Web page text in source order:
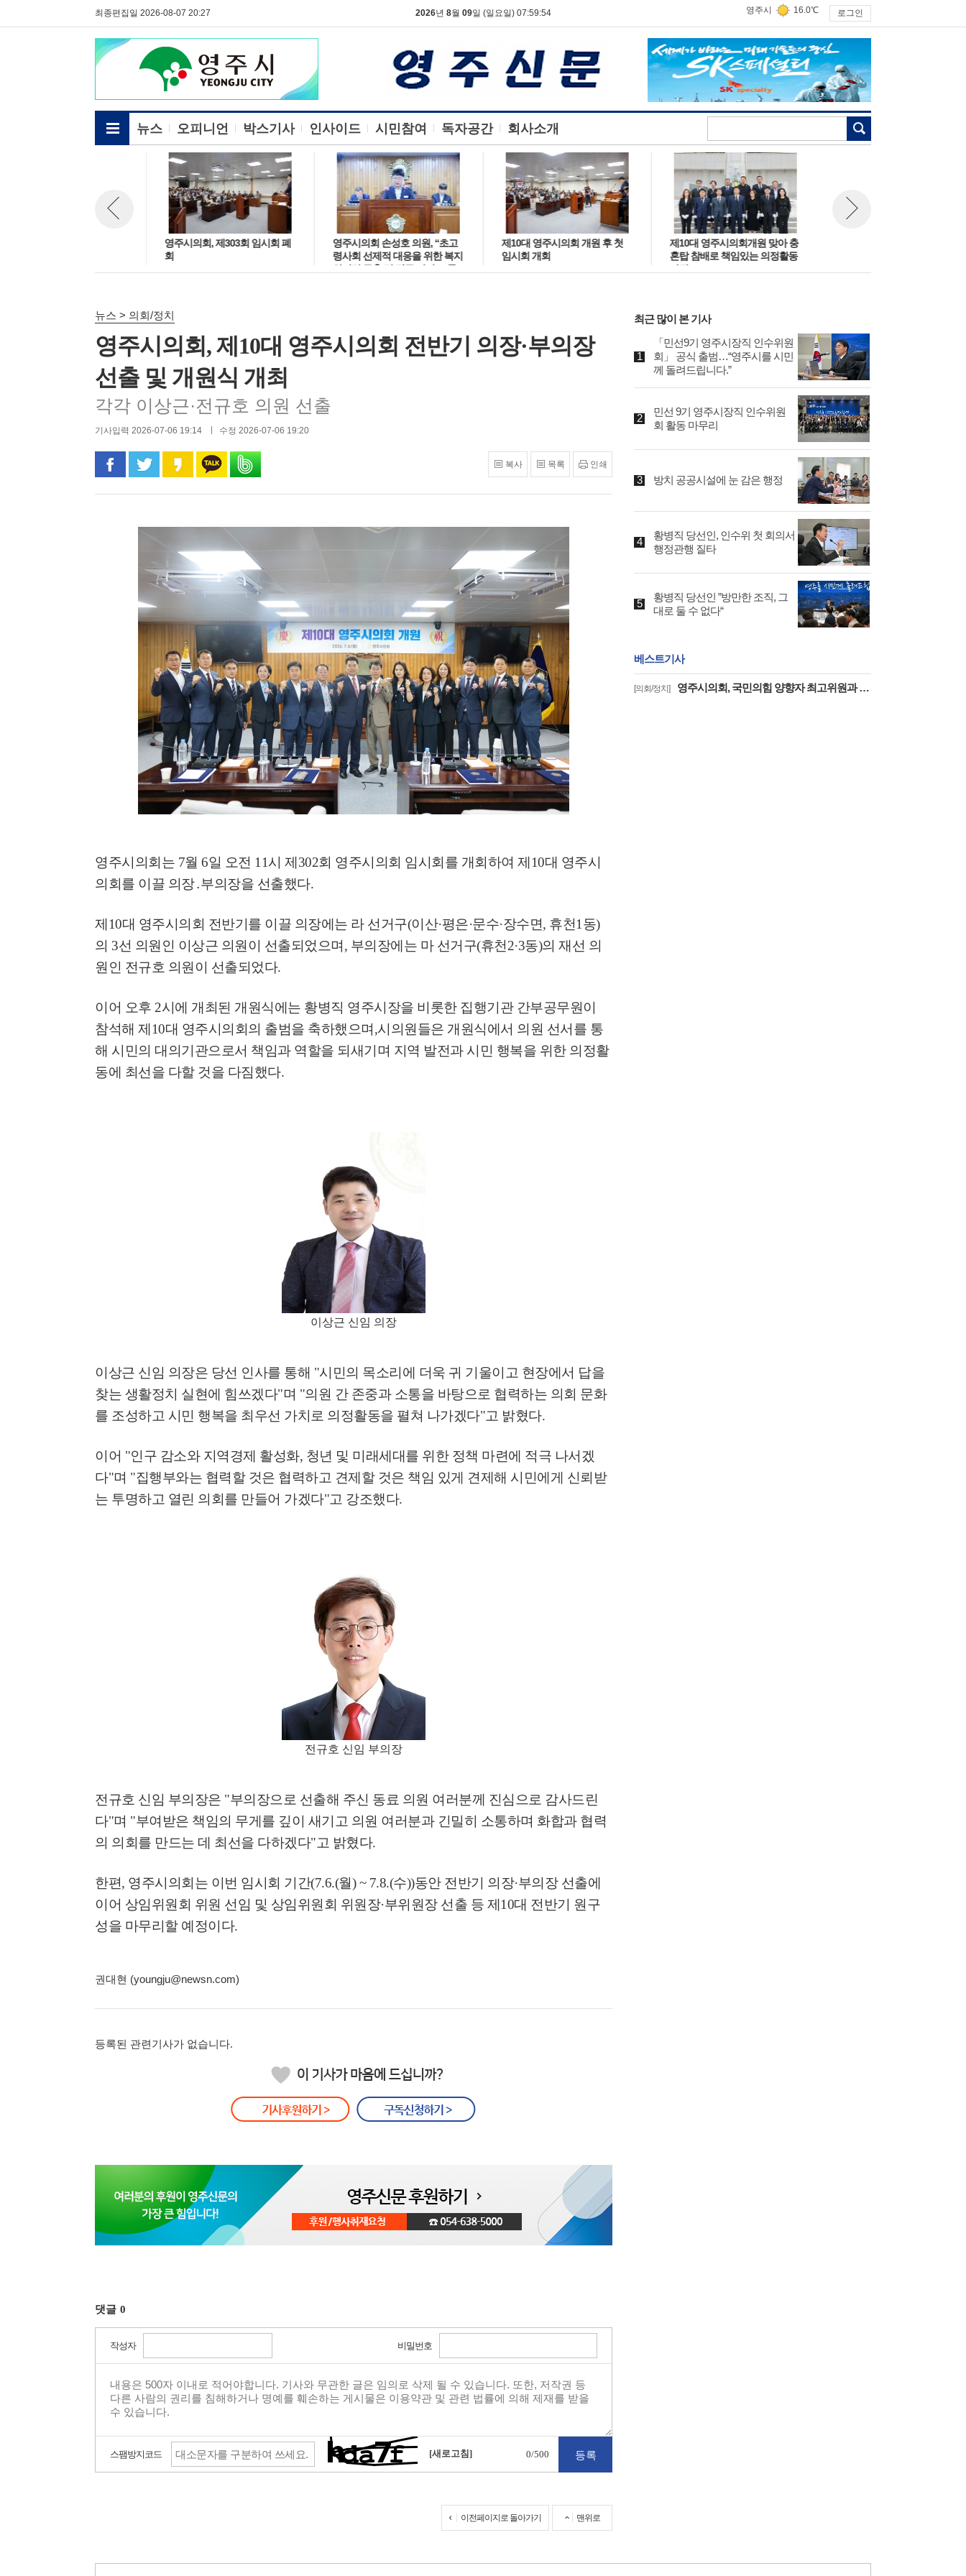
최종편집일 2026-08-07 20:27 2026년 8월 09일 (일요일) 07:59:55 영주시 16.0℃ 로그인
뉴스 오피니언 박스기사 인사이드 시민참여 독자공간 회사소개
전체메뉴보기
영주시의회, 제303회 임시회 폐
회
영주시의회 손성호 의원, “초고
령사회 선제적 대응을 위한 복지
안전망 구축 및 정주 여건(교통·
제10대 영주시의회 개원 후 첫
임시회 개회
제10대 영주시의회개원 맞아 충
혼탑 참배로 책임있는 의정활동
다짐
뉴스 > 의회/정치
영주시의회, 제10대 영주시의회 전반기 의장·부의장
선출 및 개원식 개최
각각 이상근·전규호 의원 선출
기사입력 2026-07-06 19:14 수정 2026-07-06 19:20
페이스북으로 공유
트위터로 공유카카오 스토리로 공유
카카오톡으로 공유
복사 목록 인쇄
영주시의회는 7월 6일 오전 11시 제 302회 영주시의회 임시회를 개회하여 제 10대 영주시
의회를 이끌 의장․부의장을 선출했다.
제 10대 영주시의회 전반기를 이끌 의장에는 라 선거구(이산·평은·문수·장수면, 휴천1 동)
의 3선 의원인 이상근 의원이 선출되었으며 , 부의장에는 마 선거구(휴천2·3동)의 재선 의
원인 전규호 의원이 선출되었다.
이어 오후 2시에 개최된 개원식에는 황병직 영주시장을 비롯한 집행기관 간부공무원이
참석해 제 10대 영주시의회의 출범을 축하했으며 ,시의원들은 개원식에서 의원 선서를 통
해 시민의 대의기관으로서 책임과 역할을 되새기며 지역 발전과 시민 행복을 위한 의정활
동에 최선을 다할 것을 다짐했다.
이상근 신임 의장
이상근 신임 의장은 당선 인사를 통해 "시민의 목소리에 더욱 귀 기울이고 현장에서 답을
찾는 생활정치 실현에 힘쓰겠다"며 "의원 간 존중과 소통을 바탕으로 협력하는 의회 문화
를 조성하고 시민 행복을 최우선 가치로 의정활동을 펼쳐 나가겠다"고 밝혔다.
이어 "인구 감소와 지역경제 활성화, 청년 및 미래세대를 위한 정책 마련에 적극 나서겠
다"며 "집행부와는 협력할 것은 협력하고 견제할 것은 책임 있게 견제해 시민에게 신뢰받
는 투명하고 열린 의회를 만들어 가겠다"고 강조했다.
전규호 신임 부의장
전규호 신임 부의장은 "부의장으로 선출해 주신 동료 의원 여러분께 진심으로 감사드린
다"며 "부여받은 책임의 무게를 깊이 새기고 의원 여러분과 긴밀히 소통하며 화합과 협력
의 의회를 만드는 데 최선을 다하겠다"고 밝혔다.
한편, 영주시의회는 이번 임시회 기간(7.6.(월) ~ 7.8.(수))동안 전반기 의장·부의장 선출에
이어 상임위원회 위원 선임 및 상임위원회 위원장·부위원장 선출 등 제 10대 전반기 원구
성을 마무리할 예정이다.
권대현 (youngju@newsn.com)
등록된 관련기사가 없습니다.
댓글 0
작성자 비밀번호
스팸방지코드 [새로고침] 0/500
이전페이지로 돌아가기 맨위로
최근 많이 본 기사
「민선9기 영주시장직 인수위원
회」 공식 출범…“영주시를 시민
께 돌려드립니다.”
민선 9기 영주시장직 인수위원
회 활동 마무리
방치 공공시설에 눈 감은 행정
황병직 당선인, 인수위 첫 회의서
행정관행 질타
황병직 당선인 ”방만한 조직, 그
대로 둘 수 없다“
베스트기사
[의회/정치] 영주시의회, 국민의힘 양향자 최고위원과 ‘지방소멸위기 극복을 위한 AI·첨단산업 육성방안 논의’